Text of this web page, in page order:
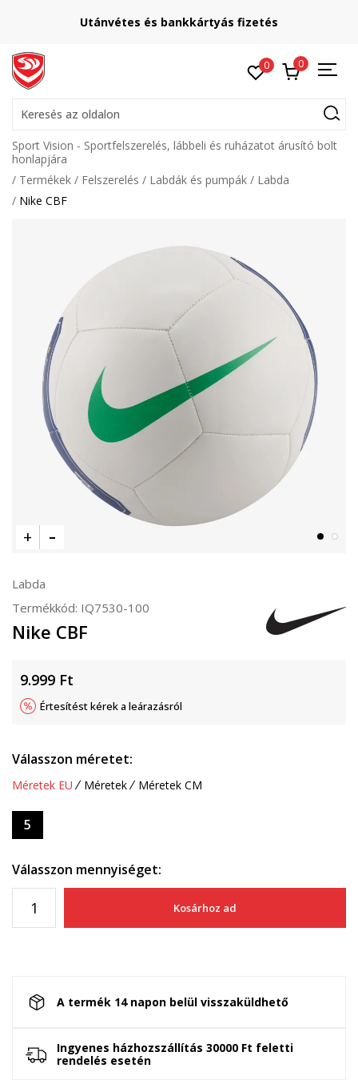
Utánvétes és bankkártyás fizetés
0 0
Keresés az oldalon
Sport Vision - Sportfelszerelés, lábbeli és ruházatot árusító bolt
honlapjára
Termékek
Felszerelés Labdák és pumpák
Labda
Nike CBF
Labda
Termékkód: IQ7530-100
Nike CBF
9.999 Ft
Értesítést kérek a leárazásról
Válasszon méretet:
Méretek EU Méretek Méretek CM
5
Válasszon mennyiséget:
Kosárhoz ad
A termék 14 napon belül visszaküldhető
Ingyenes házhozszállítás 30000 Ft feletti
rendelés esetén